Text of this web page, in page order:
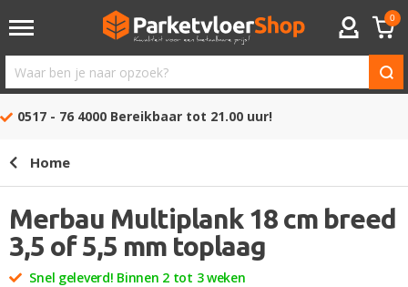
ACCOUNT
0
Waar
ben
opzoek?
0517 - 76 4000 Bereikbaar tot 21.00 uur!
Home
Merbau Multiplank 18 cm breed
3,5 of 5,5 mm toplaag
Snel geleverd! Binnen 2 tot 3 weken